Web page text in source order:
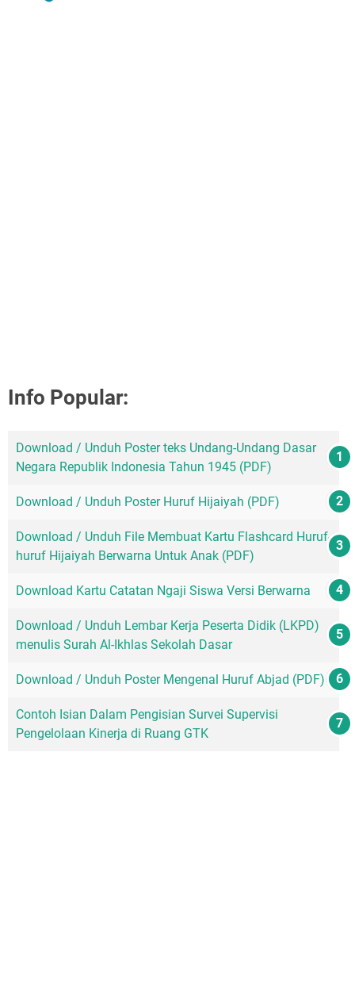
Info Popular:
Download / Unduh Poster teks Undang-Undang Dasar
Negara Republik Indonesia Tahun 1945 (PDF)
Download / Unduh Poster Huruf Hijaiyah (PDF)
Download / Unduh File Membuat Kartu Flashcard Huruf-
huruf Hijaiyah Berwarna Untuk Anak (PDF)
Download Kartu Catatan Ngaji Siswa Versi Berwarna
Download / Unduh Lembar Kerja Peserta Didik (LKPD)
menulis Surah Al-Ikhlas Sekolah Dasar
Download / Unduh Poster Mengenal Huruf Abjad (PDF)
Contoh Isian Dalam Pengisian Survei Supervisi
Pengelolaan Kinerja di Ruang GTK